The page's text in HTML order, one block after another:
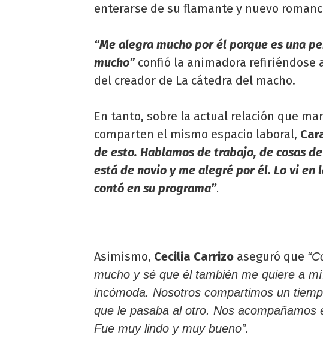
enterarse de su flamante y nuevo
“Me alegra mucho por él porque es una
mucho”confió la animadora refiriéndose
del creador de La cátedra del macho.
En tanto, sobre la actual relación que
comparten el mismo espacio laboral,
de esto. Hablamos de trabajo, de cosas
está de novio y me alegré por él. Lo vi en
contó en su programa”.
Asimismo, Cecilia Carrizo aseguró que
mucho y sé que él también me quiere a
incómoda. Nosotros compartimos un
que le pasaba al otro. Nos acompañamos
Fue muy lindo y muy bueno”.